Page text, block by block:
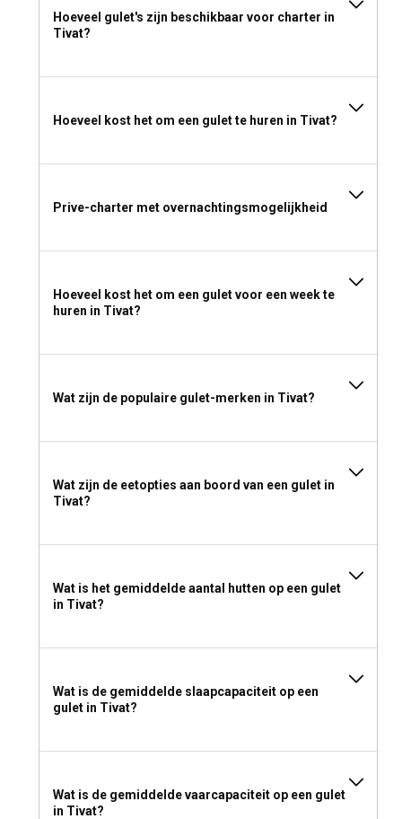
Hoeveel gulet's zijn beschikbaar voor charter in
Tivat?
Hoeveel kost het om een gulet te huren in Tivat?
Prive-charter met overnachtingsmogelijkheid
Hoeveel kost het om een gulet voor een week te
huren in Tivat?
Wat zijn de populaire gulet-merken in Tivat?
Wat zijn de eetopties aan boord van een gulet in
Tivat?
Wat is het gemiddelde aantal hutten op een gulet
in Tivat?
Wat is de gemiddelde slaapcapaciteit op een
gulet in Tivat?
Wat is de gemiddelde vaarcapaciteit op een gulet
in Tivat?